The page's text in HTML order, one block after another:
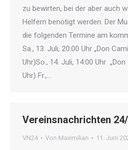
zu bewirten, bei der aber auch
Helfern benötigt werden. Der
die folgenden Termine am
Sa., 13. Juli, 20:00 Uhr „Don
Uhr)So., 14. Juli, 14:00 Uhr
Uhr) Fr.,…
Vereinsnachrichten
VN24 Von Maximilian 11. Juni